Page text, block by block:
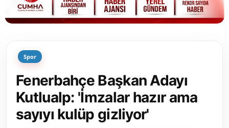
Bakanlıklar
Siyasi Partiler
Yerel Yönetimler
Mülki İdare
Spor
Fenerbahçe Başkan Adayı
Kutlualp: 'İmzalar hazır ama
sayıyı kulüp gizliyor'